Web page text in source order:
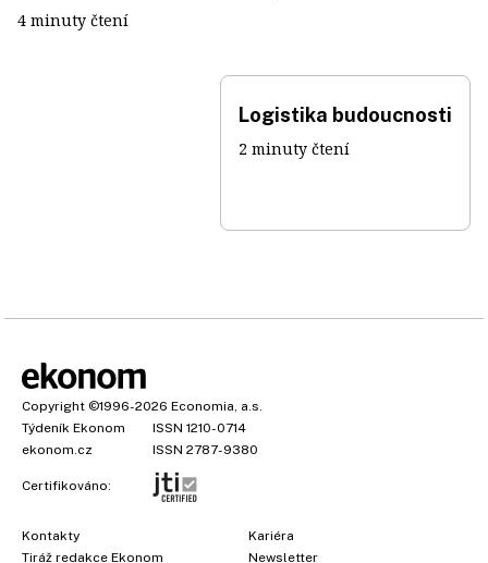
4 minuty čtení
Logistika budoucnosti
2 minuty čtení
Copyright ©1996-2026 Economia, a.s.
Týdeník Ekonom
ISSN 1210-0714
ekonom.cz
ISSN 2787-9380
Certifikováno:
Kontakty
Tiráž redakce Ekonom
Kariéra
Newsletter